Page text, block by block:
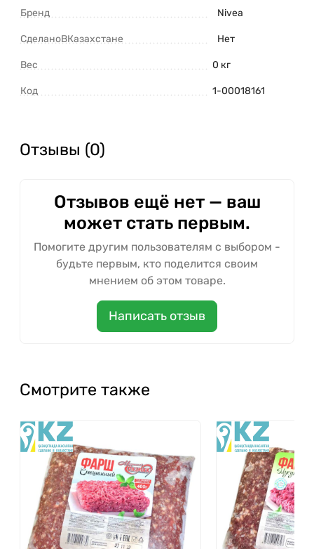
Бренд Nivea
СделаноВКазахстане Нет
Вес 0 кг
Код 1-00018161
Отзывы (0)
Отзывов ещё нет — ваш
может стать первым.
Помогите другим пользователям с выбором -
будьте первым, кто поделится своим
мнением об этом товаре.
Написать отзыв
Смотрите также